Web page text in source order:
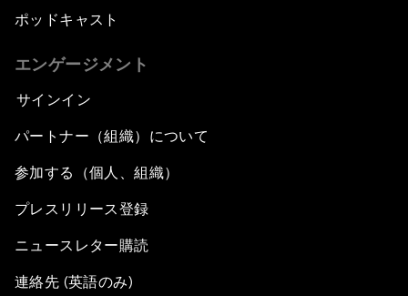
ポッドキャスト
エンゲージメント
サインイン
パートナー（組織）について
参加する（個人、組織）
プレスリリース登録
ニュースレター購読
連絡先 (英語のみ)